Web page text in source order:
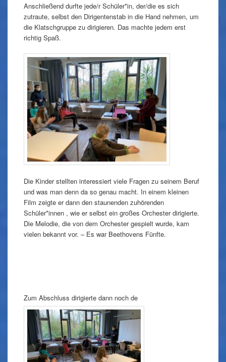
Anschließend durfte jede/r Schüler*in, der/die es sich
zutraute, selbst den Dirigentenstab in die Hand nehmen, um
die Klatschgruppe zu dirigieren. Das machte jedem erst
richtig Spaß.
Die Kinder stellten interessiert viele Fragen zu seinem Beruf
und was man denn da so genau macht. In einem kleinen
Film zeigte er dann den staunenden zuhörenden
Schüler*innen , wie er selbst ein großes Orchester dirigierte.
Die Melodie, die von dem Orchester gespielt wurde, kam
vielen bekannt vor. – Es war Beethovens Fünfte.
Zum Abschluss dirigierte dann noch de